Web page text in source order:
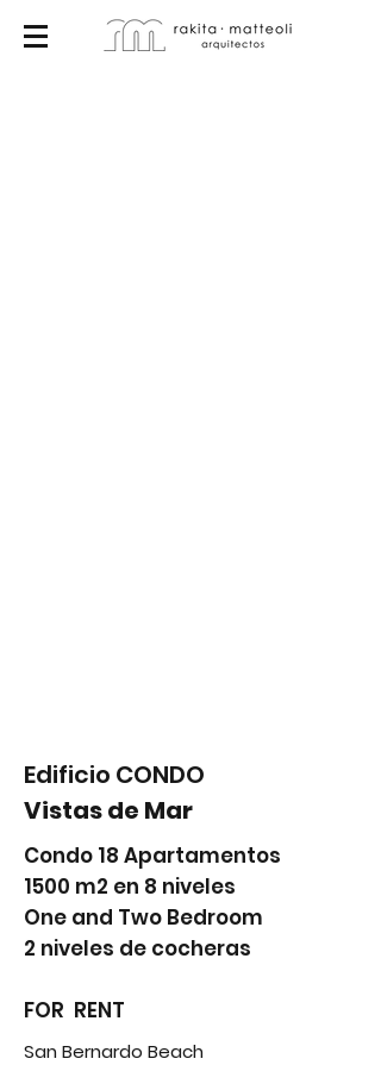
Edificio CONDO
Vistas de Mar
Condo 18 Apartamentos
1500 m2 en 8 niveles
One and Two Bedroom
2 niveles de cocheras
FOR RENT
San Bernardo Beach